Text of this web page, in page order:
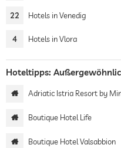
22 Hotels in Venedig
4 Hotels in Vlora
Hoteltipps:
Adriatic Istria Resort by
Boutique Hotel Life
Boutique Hotel Valsabbion